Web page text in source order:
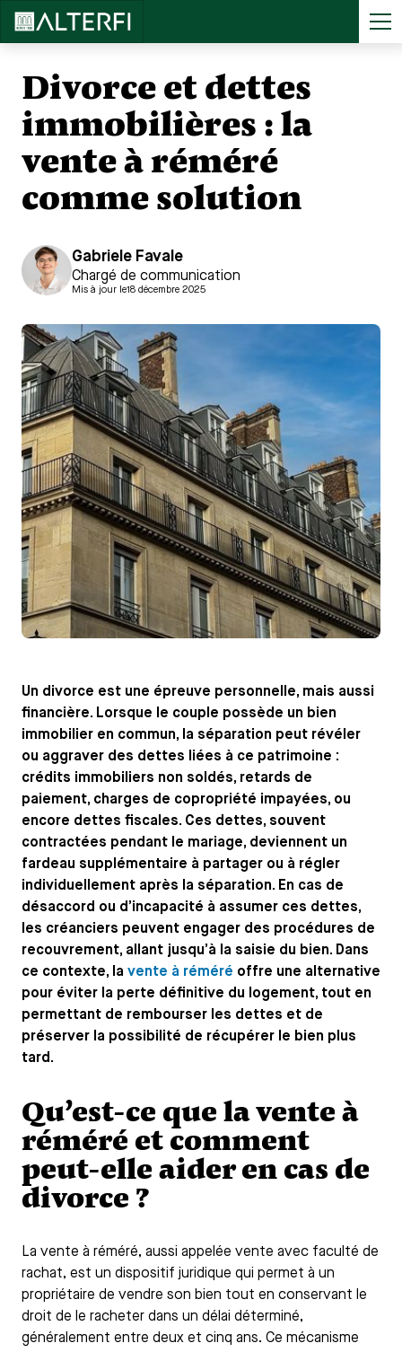
Divorce et dettes
immobilières : la
vente à réméré
comme solution
Gabriele Favale
Chargé de communication
Mis à jour le18 décembre 2025
Un divorce est une épreuve personnelle, mais aussi
financière. Lorsque le couple possède un bien
immobilier en commun, la séparation peut révéler
ou aggraver des dettes liées à ce patrimoine :
crédits immobiliers non soldés, retards de
paiement, charges de copropriété impayées, ou
encore dettes fiscales. Ces dettes, souvent
contractées pendant le mariage, deviennent un
fardeau supplémentaire à partager ou à régler
individuellement après la séparation. En cas de
désaccord ou d’incapacité à assumer ces dettes,
les créanciers peuvent engager des procédures de
recouvrement, allant jusqu’à la saisie du bien. Dans
ce contexte, la vente à réméré offre une alternative
pour éviter la perte définitive du logement, tout en
permettant de rembourser les dettes et de
préserver la possibilité de récupérer le bien plus
tard.
Qu’est-ce que la vente à
réméré et comment
peut-elle aider en cas de
divorce ?
La vente à réméré, aussi appelée vente avec faculté de
rachat, est un dispositif juridique qui permet à un
propriétaire de vendre son bien tout en conservant le
droit de le racheter dans un délai déterminé,
généralement entre deux et cinq ans. Ce mécanisme